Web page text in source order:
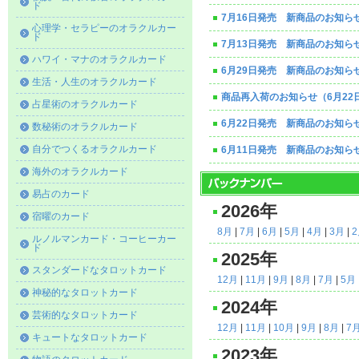
ド
心理学・セラピーのオラクルカー
ド
ハワイ・マナのオラクルカード
生活・人生のオラクルカード
占星術のオラクルカード
数秘術のオラクルカード
自分でつくるオラクルカード
海外のオラクルカード
易占のカード
宿曜のカード
ルノルマンカード・コーヒーカー
ド
スタンダードなタロットカード
神秘的なタロットカード
芸術的なタロットカード
キュートなタロットカード
7月16日発売 新商品のお知ら
7月13日発売 新商品のお知ら
6月29日発売 新商品のお知ら
商品再入荷のお知らせ（6月22
6月22日発売 新商品のお知ら
6月11日発売 新商品のお知ら
2026年
8月 7月 6月 5月 4月 3月 2
2025年
12月 11月 9月 8月 7月 5月
2024年
12月 11月 10月 9月 8月 7